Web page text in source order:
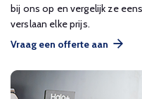
bij ons op en vergelijk ze
verslaan elke prijs.
Vraag een offerte aan